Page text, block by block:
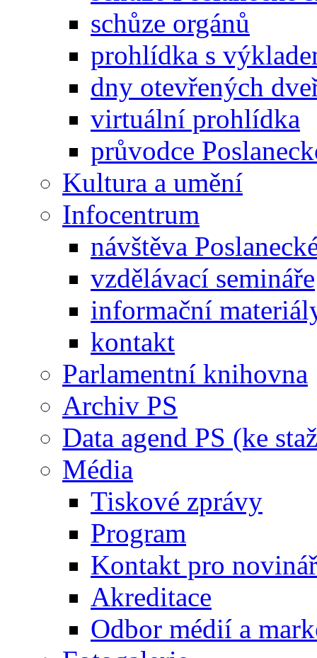
schůze orgánů
prohlídka s
dny otevřených
virtuální prohlídka
průvodce
Kultura a umění
Infocentrum
návštěva
vzdělávací semináře
informační
kontakt
Parlamentní knihovna
Archiv PS
Data agend PS (ke
Média
Tiskové zprávy
Program
Kontakt pro
Akreditace
Odbor médií a